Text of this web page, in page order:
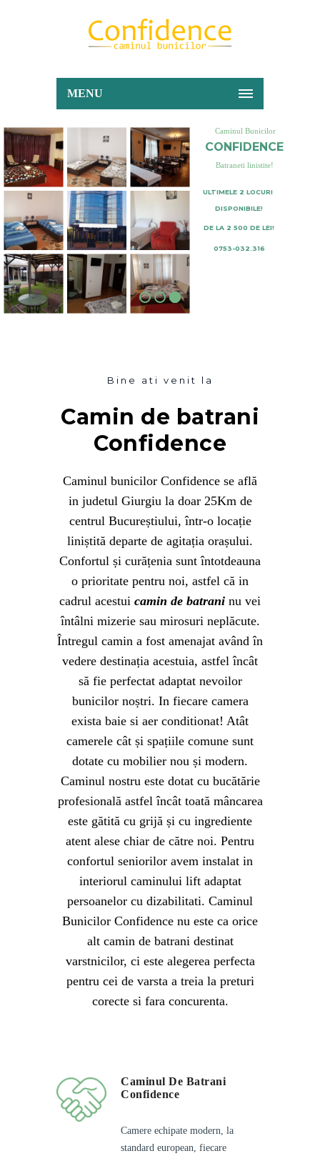
MENU
0753-032.316
CONFIDENCE
ULTIMELE 2 LOCURI
Caminul Bunicilor
DISPONIBILE!
Batraneti linistite!
DE LA 2 500 DE LEI!
Bine ati venit la
Camin de batrani
Confidence
Caminul bunicilor Confidence se află
in judetul Giurgiu la doar 25Km de
centrul Bucureștiului, într-o locație
liniștită departe de agitația orașului.
Confortul și curățenia sunt întotdeauna
o prioritate pentru noi, astfel că in
cadrul acestui camin de batrani nu vei
întâlni mizerie sau mirosuri neplăcute.
Întregul camin a fost amenajat având în
vedere destinația acestuia, astfel încât
să fie perfectat adaptat nevoilor
bunicilor noștri. In fiecare camera
exista baie si aer conditionat! Atât
camerele cât și spațiile comune sunt
dotate cu mobilier nou și modern.
Caminul nostru este dotat cu bucătărie
profesională astfel încât toată mâncarea
este gătită cu grijă și cu ingrediente
atent alese chiar de către noi. Pentru
confortul seniorilor avem instalat in
interiorul caminului lift adaptat
persoanelor cu dizabilitati. Caminul
Bunicilor Confidence nu este ca orice
alt camin de batrani destinat
varstnicilor, ci este alegerea perfecta
pentru cei de varsta a treia la preturi
corecte si fara concurenta.
Caminul De Batrani
Confidence
Camere echipate modern, la
standard european, fiecare